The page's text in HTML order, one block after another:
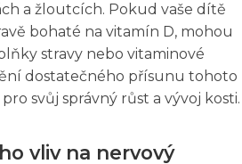
a žloutcích. Pokud vaše dítě
bohaté na vitamín D, mohou
stravy nebo vitaminové
dostatečného přísunu tohoto
svůj správný růst a vývoj kosti.
vliv na nervový